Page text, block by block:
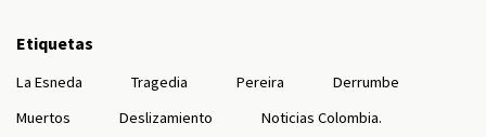
Etiquetas
La Esneda Tragedia Pereira
Derrumbe
Muertos
Deslizamiento Noticias Colombia.